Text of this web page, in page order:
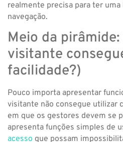
realmente precisa para ter uma
navegação.
Meio da
visitante
facilidade?)
Pouco importa apresentar
visitante não consegue utilizar
em que os gestores devem se
apresenta funções simples de
acesso que possam